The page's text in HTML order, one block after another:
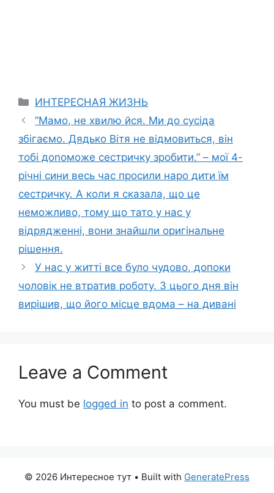
Categories
ИНТЕРЕСНАЯ ЖИЗНЬ
”Мамо, не хвилю йся. Ми до сусіда
збігаємо. Дядько Вітя не відмовиться, він
тобі доnоможе сестричку зробити.” – мої 4-
річні сини весь час просили наро дити їм
сестричку. А коли я сказала, що це
неможливо, тому що тато у нас у
відрядженні, вони знайшли оригінальне
рішення.
У нас у житті все було чудово, допоки
чоловік не втратив роботу. З цього дня він
вирішив, що його місце вдома – на дивані
Leave a Comment
You must be logged in to post a comment.
© 2026 Интересное тут • Built with GeneratePress